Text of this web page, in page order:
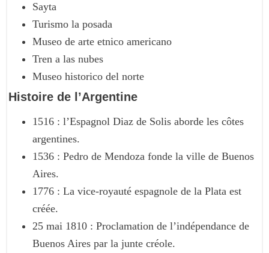
Sayta
Turismo la posada
Museo de arte etnico americano
Tren a las nubes
Museo historico del norte
Histoire de l’Argentine
1516 : l’Espagnol Diaz de Solis aborde les côtes
argentines.
1536 : Pedro de Mendoza fonde la ville de Buenos
Aires.
1776 : La vice-royauté espagnole de la Plata est
créée.
25 mai 1810 : Proclamation de l’indépendance de
Buenos Aires par la junte créole.